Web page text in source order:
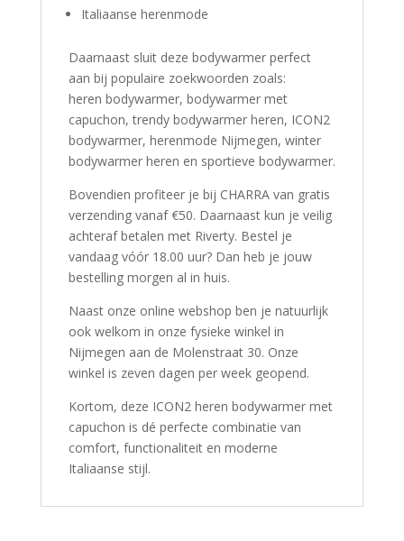
Italiaanse herenmode
Daarnaast sluit deze bodywarmer perfect
aan bij populaire zoekwoorden zoals:
heren bodywarmer, bodywarmer met
capuchon, trendy bodywarmer heren, ICON2
bodywarmer, herenmode Nijmegen, winter
bodywarmer heren en sportieve bodywarmer.
Bovendien profiteer je bij CHARRA van gratis
verzending vanaf €50. Daarnaast kun je veilig
achteraf betalen met Riverty. Bestel je
vandaag vóór 18.00 uur? Dan heb je jouw
bestelling morgen al in huis.
Naast onze online webshop ben je natuurlijk
ook welkom in onze fysieke winkel in
Nijmegen aan de Molenstraat 30. Onze
winkel is zeven dagen per week geopend.
Kortom, deze ICON2 heren bodywarmer met
capuchon is dé perfecte combinatie van
comfort, functionaliteit en moderne
Italiaanse stijl.